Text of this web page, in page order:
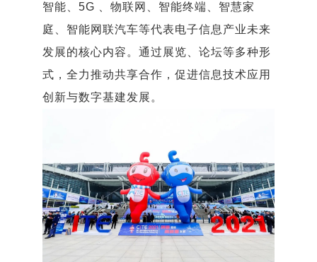
智能、5G 、物联网、智能终端、智慧家
庭、智能网联汽车等代表电子信息产业未来
发展的核心内容。通过展览、论坛等多种形
式，全力推动共享合作，促进信息技术应用
创新与数字基建发展。